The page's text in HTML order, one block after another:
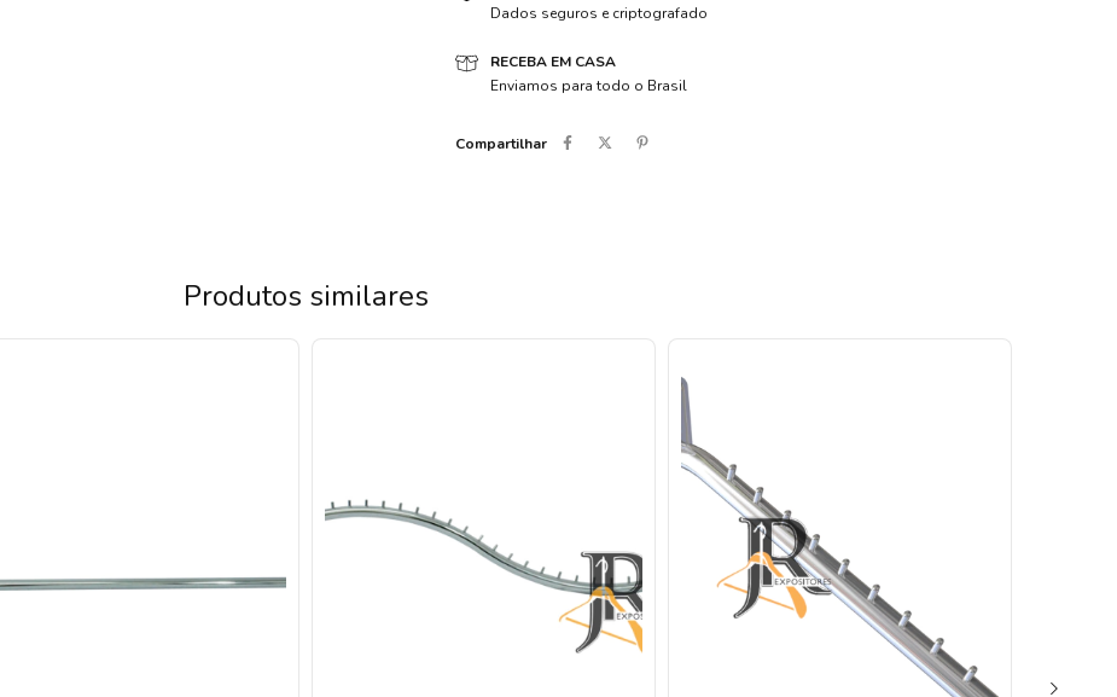
Dados seguros e criptografado
RECEBA EM CASA
Enviamos para todo o Brasil
Compartilhar
Produtos similares